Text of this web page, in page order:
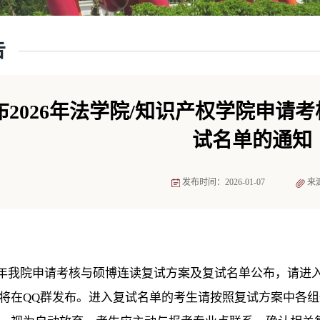
2026年法学院/知识产权学院申请
试名单的通知
发布时间：2026-01-07 来
申请考核与硕博连读复试方案及复试名单公布，请进
在QQ群发布。进入复试名单的考生请按照复试方案中各